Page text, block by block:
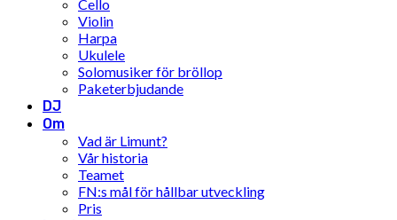
Cello
Violin
Harpa
Ukulele
Solomusiker för bröllop
Paketerbjudande
DJ
Om
Vad är Limunt?
Vår historia
Teamet
FN:s mål för hållbar utveckling
Pris